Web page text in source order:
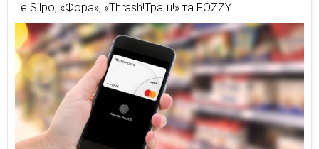
Le Silpo, «Фора», «Thrash!Траш!» та FOZZY.